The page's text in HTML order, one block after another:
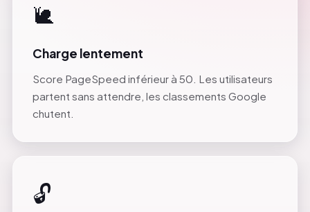
🐌
Charge lentement
Score PageSpeed inférieur à 50. Les utilisateurs
partent sans attendre, les classements Google
chutent.
🔓